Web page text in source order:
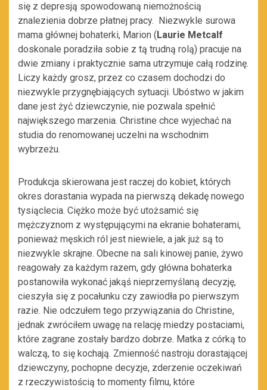
się z depresją spowodowaną niemożnością
znalezienia dobrze płatnej pracy. Niezwykle surowa
mama głównej bohaterki, Marion ( Laurie Metcalf
doskonale poradziła sobie z tą trudną rolą) pracuje na
dwie zmiany i praktycznie sama utrzymuje całą rodzinę.
Liczy każdy grosz, przez co czasem dochodzi do
niezwykle przygnębiających sytuacji. Ubóstwo w jakim
dane jest żyć dziewczynie, nie pozwala spełnić
największego marzenia. Christine chce wyjechać na
studia do renomowanej uczelni na wschodnim
wybrzeżu.
Produkcja skierowana jest raczej do kobiet, których
okres dorastania wypada na pierwszą dekadę nowego
tysiąclecia. Ciężko może być utożsamić się
mężczyznom z występującymi na ekranie bohaterami,
ponieważ męskich ról jest niewiele, a jak już są to
niezwykle skrajne. Obecne na sali kinowej panie, żywo
reagowały za każdym razem, gdy główna bohaterka
postanowiła wykonać jakąś nieprzemyślaną decyzję,
cieszyła się z pocałunku czy zawiodła po pierwszym
razie. Nie odczułem tego przywiązania do Christine,
jednak zwróciłem uwagę na relację miedzy postaciami,
które zagrane zostały bardzo dobrze. Matka z córką to
walczą, to się kochają. Zmienność nastroju dorastającej
dziewczyny, pochopne decyzje, zderzenie oczekiwań
z rzeczywistością to momenty filmu, które